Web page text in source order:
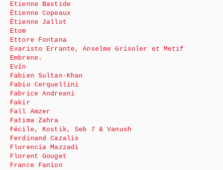
Etienne Bastide
Étienne Copeaux
Étienne Jallot
Etom
Ettore Fontana
Evaristo Errante, Anselme Grisoler et Metif
Embrene.
Evîn
Fabien Sultan-Khan
Fabio Cerquellini
Fabrice Andreani
Fakir
Fall Amzer
Fatima Zahra
Fécile, Kostik, Seb 7 & Vanush
Ferdinand Cazalis
Florencia Mazzadi
Florent Gouget
France Fanion